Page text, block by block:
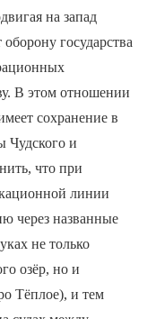
на запад
государства
В этом отношении
сохранение в
Чудского и
что при
линии
через названные
не только
озёр, но и
Тёплое), и тем